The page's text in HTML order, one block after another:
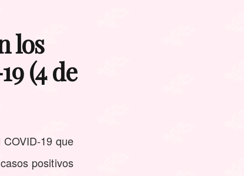
los
(4 de
19 que
positivos